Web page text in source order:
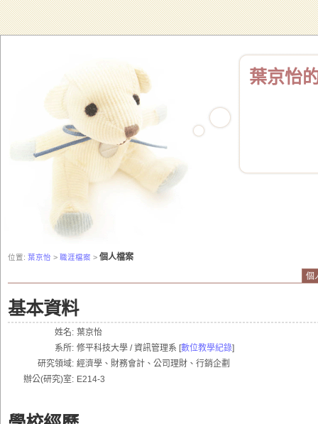
葉京怡
位置: 葉京怡 > 職涯檔案 > 個人檔案
個
基本資料
姓名: 葉京怡
系所: 修平科技大學 / 資訊管理系 [數位教學紀錄]
研究領域: 經濟學、財務會計、公司理財、行銷企劃
辦公(研究)室: E214-3